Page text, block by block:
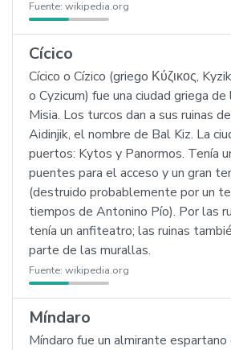
Fuente: wikipedia.org
Cícico
Cícico o Cízico (griego Κύζικος,
o Cyzicum) fue una ciudad griega
Misia. Los turcos dan a sus ruinas
Aidinjik, el nombre de Bal Kiz. La
puertos: Kytos y Panormos. Tenía
puentes para el acceso y un gran
(destruido probablemente por un
tiempos de Antonino Pío). Por las
tenía un anfiteatro; las ruinas
parte de las murallas.
Fuente: wikipedia.org
Míndaro
Míndaro fue un almirante espartano